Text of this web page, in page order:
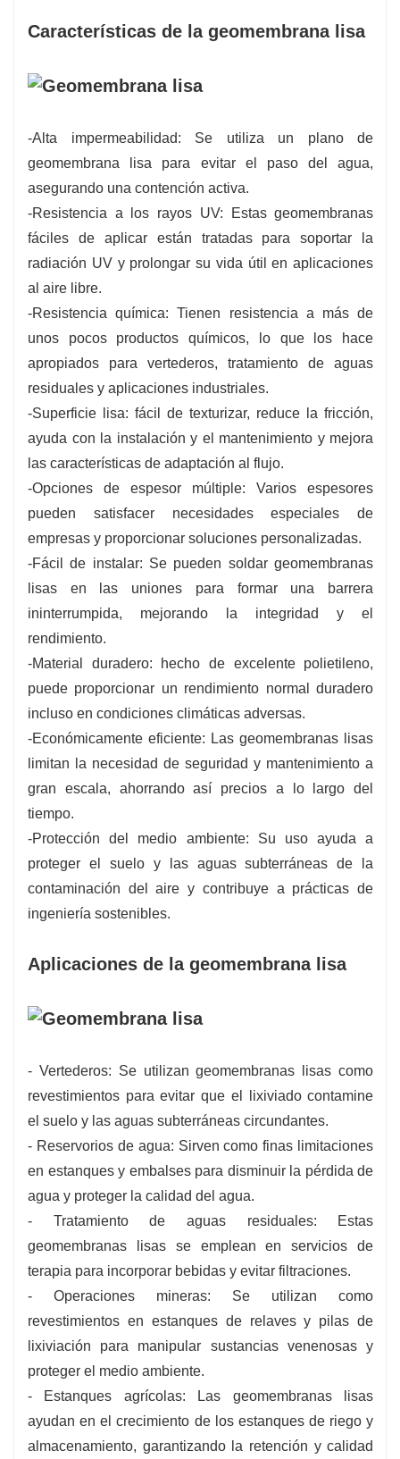
Características de la geomembrana lisa
-Alta impermeabilidad: Se utiliza un plano de
geomembrana lisa para evitar el paso del agua,
asegurando una contención activa.
-Resistencia a los rayos UV: Estas geomembranas
fáciles de aplicar están tratadas para soportar la
radiación UV y prolongar su vida útil en aplicaciones
al aire libre.
-Resistencia química: Tienen resistencia a más de
unos pocos productos químicos, lo que los hace
apropiados para vertederos, tratamiento de aguas
residuales y aplicaciones industriales.
-Superficie lisa: fácil de texturizar, reduce la fricción,
ayuda con la instalación y el mantenimiento y mejora
las características de adaptación al flujo.
-Opciones de espesor múltiple: Varios espesores
pueden satisfacer necesidades especiales de
empresas y proporcionar soluciones personalizadas.
-Fácil de instalar: Se pueden soldar geomembranas
lisas en las uniones para formar una barrera
ininterrumpida, mejorando la integridad y el
rendimiento.
-Material duradero: hecho de excelente polietileno,
puede proporcionar un rendimiento normal duradero
incluso en condiciones climáticas adversas.
-Económicamente eficiente: Las geomembranas lisas
limitan la necesidad de seguridad y mantenimiento a
gran escala, ahorrando así precios a lo largo del
tiempo.
-Protección del medio ambiente: Su uso ayuda a
proteger el suelo y las aguas subterráneas de la
contaminación del aire y contribuye a prácticas de
ingeniería sostenibles.
Aplicaciones de la geomembrana lisa
- Vertederos: Se utilizan geomembranas lisas como
revestimientos para evitar que el lixiviado contamine
el suelo y las aguas subterráneas circundantes.
- Reservorios de agua: Sirven como finas limitaciones
en estanques y embalses para disminuir la pérdida de
agua y proteger la calidad del agua.
- Tratamiento de aguas residuales: Estas
geomembranas lisas se emplean en servicios de
terapia para incorporar bebidas y evitar filtraciones.
- Operaciones mineras: Se utilizan como
revestimientos en estanques de relaves y pilas de
lixiviación para manipular sustancias venenosas y
proteger el medio ambiente.
- Estanques agrícolas: Las geomembranas lisas
ayudan en el crecimiento de los estanques de riego y
almacenamiento, garantizando la retención y calidad